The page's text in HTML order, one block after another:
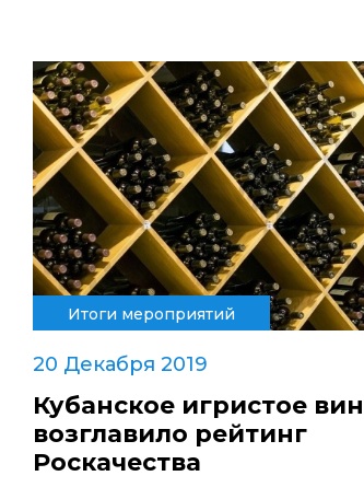
Итоги мероприятий
20 Декабря 2019
Кубанское игристое
возглавило рейтинг
Роскачества